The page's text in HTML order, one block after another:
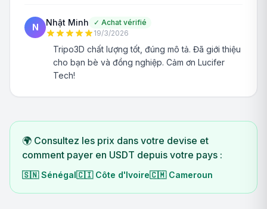
N Nhật Minh ✓ Achat vérifié
19/3/2026
Tripo3D chất lượng tốt, đúng mô tả. Đã giới thiệu
cho bạn bè và đồng nghiệp. Cảm ơn Lucifer
Tech!
🌍 Consultez les prix dans votre devise et
comment payer en USDT depuis votre pays :
🇸🇳 Sénégal🇨🇮 Côte d'Ivoire🇨🇲 Cameroun